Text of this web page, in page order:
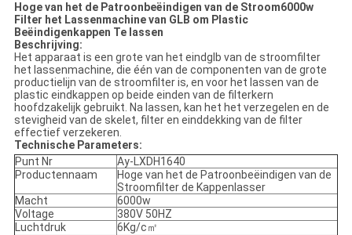
Hoge van het de Patroonbeëindigen van de Stroom6000w
Filter het Lassenmachine van GLB om Plastic
Beëindigenkappen Te lassen
Beschrijving:
Het apparaat is een grote van het eindglb van de stroomfilter
het lassenmachine, die één van de componenten van de grote
productielijn van de stroomfilter is, en voor het lassen van de
plastic eindkappen op beide einden van de filterkern
hoofdzakelijk gebruikt. Na lassen, kan het het verzegelen en de
stevigheid van de skelet, filter en einddekking van de filter
effectief verzekeren.
Technische Parameters:
Punt Nr
Ay-LXDH1640
Productennaam
Hoge van het de Patroonbeëindigen van de
Stroomfilter de Kappenlasser
Macht
6000w
Voltage
380V 50HZ
Luchtdruk
6Kg/c㎡